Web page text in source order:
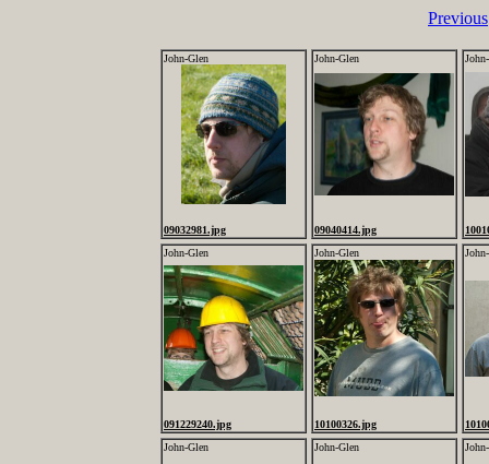
Previous
John-Glen
09032981.jpg
John-Glen
09040414.jpg
John-Glen
091229240.jpg
John-Glen
10100326.jpg
John-Glen
John-Glen